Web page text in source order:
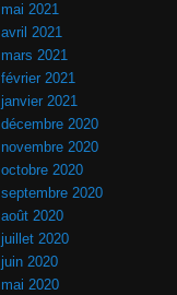
mai 2021
avril 2021
mars 2021
février 2021
janvier 2021
décembre 2020
novembre 2020
octobre 2020
septembre 2020
août 2020
juillet 2020
juin 2020
mai 2020